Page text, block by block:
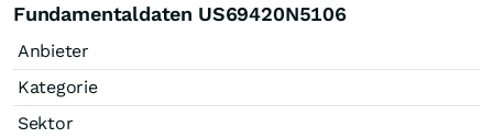
Fundamentaldaten US69420N5106
Anbieter
Kategorie
Sektor